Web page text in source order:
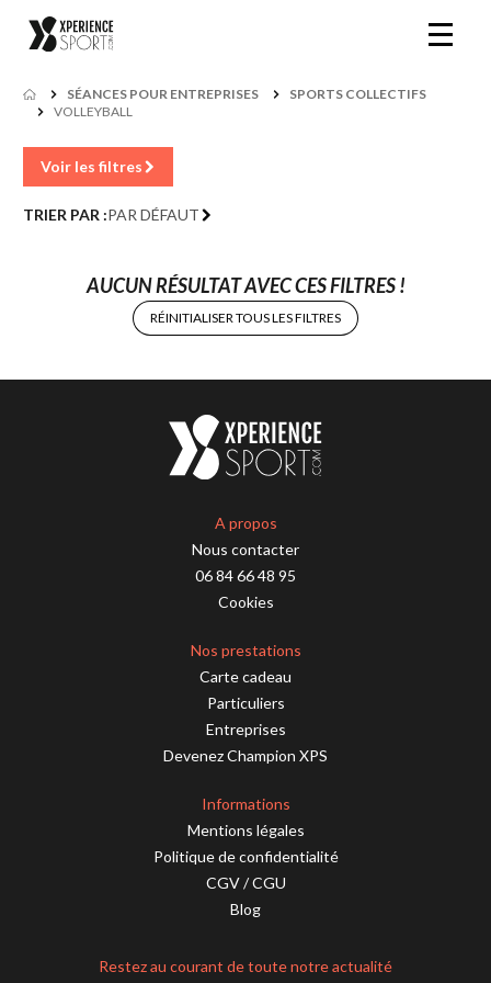
SÉANCES POUR ENTREPRISES
SPORTS COLLECTIFS
VOLLEYBALL
Voir les filtres
TRIER PAR :PAR DÉFAUT
AUCUN RÉSULTAT AVEC CES FILTRES !
RÉINITIALISER TOUS LES FILTRES
A propos
Nous contacter
06 84 66 48 95
Cookies
Nos prestations
Carte cadeau
Particuliers
Entreprises
Devenez Champion XPS
Informations
Mentions légales
Politique de confidentialité
CGV/CGU
Blog
Restez au courant de toute notre actualité